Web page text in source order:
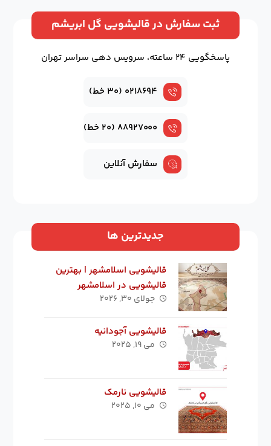
ثبت سفارش در قالیشویی گل ابریشم
پاسخگویی ۲۴ ساعته، سرویس دهی سراسر تهران
۰۲۱۸۶۹۴ (۳۰ خط)
۸۸۹۲۷۰۰۰ (۲۰ خط)
سفارش آنلاین
جدیدترین ها
قالیشویی اسلامشهر | بهترین
قالیشویی در اسلامشهر
جولای ۳۰, ۲۰۲۶
قالیشویی آجودانیه
می ۱۹, ۲۰۲۵
قالیشویی نارمک
می ۱۰, ۲۰۲۵